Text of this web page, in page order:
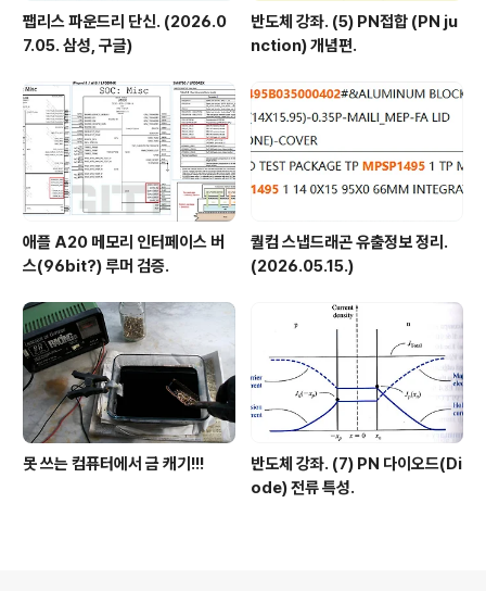
팹리스 파운드리 단신. (2026.0
7.05. 삼성, 구글)
반도체 강좌. (5) PN접합 (PN ju
nction) 개념편.
애플 A20 메모리 인터페이스 버
스(96bit?) 루머 검증.
퀄컴 스냅드래곤 유출정보 정리.
(2026.05.15.)
못 쓰는 컴퓨터에서 금 캐기!!!
반도체 강좌. (7) PN 다이오드(Di
ode) 전류 특성.